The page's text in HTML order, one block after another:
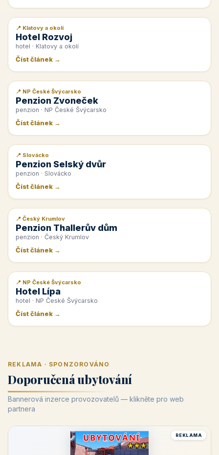
📰 PR článek
📍 Klatovy a okolí
Hotel Rozvoj
hotel · Klatovy a okolí
Číst článek →
📰 PR článek
📍 NP České Švýcarsko
Penzion Zvoneček
penzion · NP České Švýcarsko
Číst článek →
📰 PR článek
📍 Slovácko
Penzion Selský dvůr
penzion · Slovácko
Číst článek →
📰 PR článek
📍 Český Krumlov
Penzion Thallerův dům
penzion · Český Krumlov
Číst článek →
📰 PR článek
📍 NP České Švýcarsko
Hotel Lípa
hotel · NP České Švýcarsko
Číst článek →
REKLAMA · SPONZOROVÁNO
Doporučená ubytování
Bannerová inzerce provozovatelů — klikněte pro web
partnera
REKLAMA